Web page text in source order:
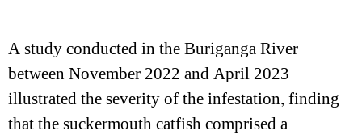
A study conducted in the Buriganga River
between November 2022 and April 2023
illustrated the severity of the infestation, finding
that the suckermouth catfish comprised a